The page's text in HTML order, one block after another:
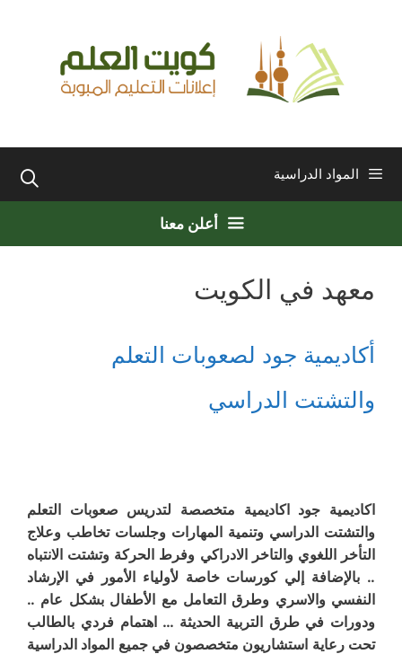
المواد الدراسية
أعلن معنا
معهد في الكويت
أكاديمية جود لصعوبات التعلم
والتشتت الدراسي
اكاديمية جود اكاديمية متخصصة لتدريس صعوبات التعلم
والتشتت الدراسي وتنمية المهارات وجلسات تخاطب وعلاج
التأخر اللغوي والتاخر الادراكي وفرط الحركة وتشتت الانتباه
.. بالإضافة إلي كورسات خاصة لأولياء الأمور في الإرشاد
النفسي والاسري وطرق التعامل مع الأطفال بشكل عام ..
ودورات في طرق التربية الحديثة … اهتمام فردي بالطالب
تحت رعاية استشاريون متخصصون في جميع المواد الدراسية